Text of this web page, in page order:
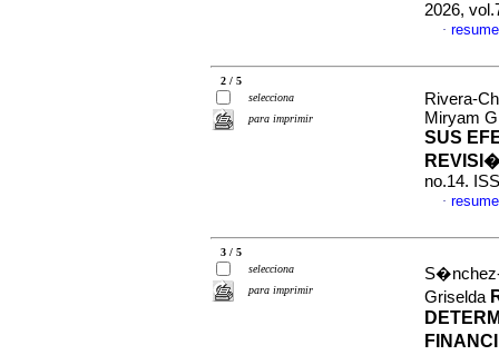
2026,
·
2 / 5
selecciona
para imprimir
Rivera-
Miryam
SUS
no.14.
·
3 / 5
selecciona
para imprimir
Griselda